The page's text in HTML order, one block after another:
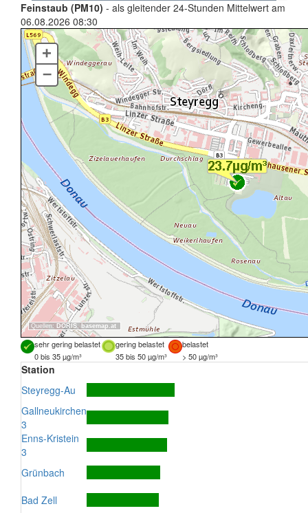
Feinstaub (PM10) - als gleitender 24-Stunden Mittelwert am
06.08.2026 08:30
Quellen: DORIS, basemap.at
+
–
sehr gering belastet gering belastet
belastet
0 bis 35 µg/m³
35 bis 50 µg/m³ > 50 µg/m³
Station
Steyregg-Au
Gallneukirchen
3
Enns-Kristein
3
Grünbach
Bad Zell